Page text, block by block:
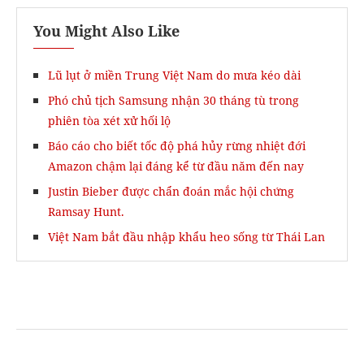
You Might Also Like
Lũ lụt ở miền Trung Việt Nam do mưa kéo dài
Phó chủ tịch Samsung nhận 30 tháng tù trong
phiên tòa xét xử hối lộ
Báo cáo cho biết tốc độ phá hủy rừng nhiệt đới
Amazon chậm lại đáng kể từ đầu năm đến nay
Justin Bieber được chẩn đoán mắc hội chứng
Ramsay Hunt.
Việt Nam bắt đầu nhập khẩu heo sống từ Thái Lan